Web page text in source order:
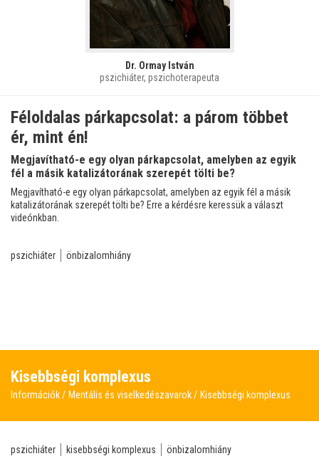
Dr. Ormay István
pszichiáter, pszichoterapeuta
Féloldalas párkapcsolat: a párom többet
ér, mint én!
Megjavítható-e egy olyan párkapcsolat, amelyben az egyik
fél a másik katalizátorának szerepét tölti be?
Megjavítható-e egy olyan párkapcsolat, amelyben az egyik fél a másik
katalizátorának szerepét tölti be? Erre a kérdésre keressük a választ
videónkban.
pszichiáter önbizalomhiány
Kisebbségi komplexus
Információk Mentális és viselkedészavarok Kisebbségi komplexus
pszichiáter kisebbségi komplexus önbizalomhiány